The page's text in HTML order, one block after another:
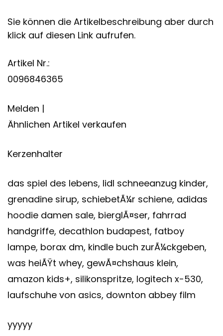
Sie können die Artikelbeschreibung aber durch
klick auf diesen Link aufrufen.
Artikel Nr.:
0096846365
Melden |
Ähnlichen Artikel verkaufen
Kerzenhalter
das spiel des lebens, lidl schneeanzug kinder,
grenadine sirup, schiebetÃ¼r schiene, adidas
hoodie damen sale, bierglÃ¤ser, fahrrad
handgriffe, decathlon budapest, fatboy
lampe, borax dm, kindle buch zurÃ¼ckgeben,
was heiÃŸt whey, gewÃ¤chshaus klein,
amazon kids+, silikonspritze, logitech x-530,
laufschuhe von asics, downton abbey film
yyyyy